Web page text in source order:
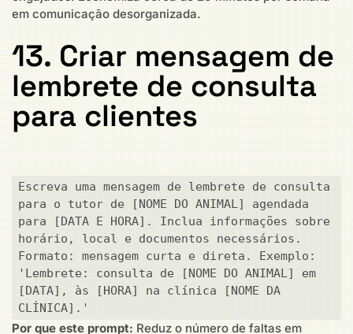
em comunicação desorganizada.
13. Criar mensagem de
lembrete de consulta
para clientes
Escreva uma mensagem de lembrete de consulta
para o tutor de [NOME DO ANIMAL] agendada
para [DATA E HORA]. Inclua informações sobre
horário, local e documentos necessários.
Formato: mensagem curta e direta. Exemplo:
'Lembrete: consulta de [NOME DO ANIMAL] em
[DATA], às [HORA] na clínica [NOME DA
CLÍNICA].'
Por que este prompt: Reduz o número de faltas em